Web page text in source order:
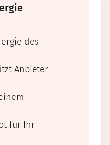
des
Anbieter
für Ihr